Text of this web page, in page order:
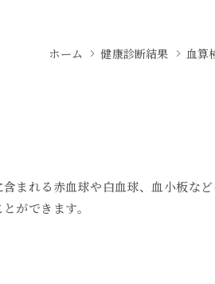
ホーム 健康診断結果 血算
まれる赤血球や白血球、血小板な
ができます。